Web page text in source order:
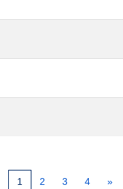
1 2 3 4 »